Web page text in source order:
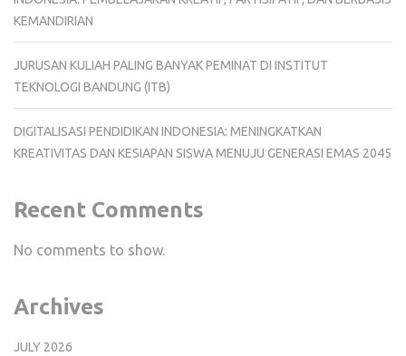
KEMANDIRIAN
JURUSAN KULIAH PALING BANYAK PEMINAT DI INSTITUT
TEKNOLOGI BANDUNG (ITB)
DIGITALISASI PENDIDIKAN INDONESIA: MENINGKATKAN
KREATIVITAS DAN KESIAPAN SISWA MENUJU GENERASI EMAS 2045
Recent Comments
No comments to show.
Archives
JULY 2026